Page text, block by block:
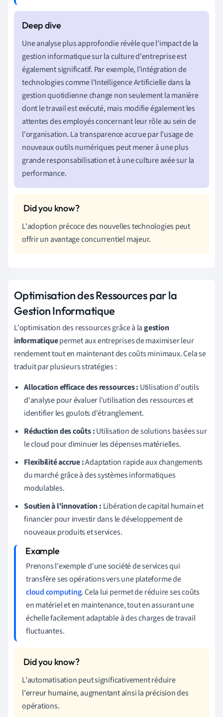
Une analyse plus approfondie révèle que l'impact de la
gestion informatique sur la culture d'entreprise est
également significatif. Par exemple, l'intégration de
technologies comme l'Intelligence Artificielle dans la
gestion quotidienne change non seulement la manière
dont le travail est exécuté, mais modifie également les
attentes des employés concernant leur rôle au sein de
l'organisation. La transparence accrue par l'usage de
nouveaux outils numériques peut mener à une plus
grande responsabilisation et à une culture axée sur la
performance.
L'adoption précoce des nouvelles technologies peut
offrir un avantage concurrentiel majeur.
Optimisation des Ressources par la
Gestion Informatique
L'optimisation des ressources grâce à lagestion
informatiquepermet aux entreprises de maximiser leur
rendement tout en maintenant des coûts minimaux. Cela se
traduit par plusieurs stratégies :
Allocation efficace des ressources : Utilisation d'outils
d'analyse pour évaluer l'utilisation des ressources et
identifier les goulots d'étranglement.
Réduction des coûts :Utilisation de solutions basées sur
le cloud pour diminuer les dépenses matérielles.
Flexibilité accrue :Adaptation rapide aux changements
du marché grâce à des systèmes informatiques
modulables.
Soutien à l'innovation : Libération de capital humain et
financier pour investir dans le développement de
nouveaux produits et services.
Prenons l'exemple d'une société de services qui
transfère ses opérations vers une plateforme de
cloud computing. Cela lui permet de réduire ses coûts
en matériel et en maintenance, tout en assurant une
échelle facilement adaptable à des charges de travail
fluctuantes.
L'automatisation peut significativement réduire
l'erreur humaine, augmentant ainsi la précision des
opérations.